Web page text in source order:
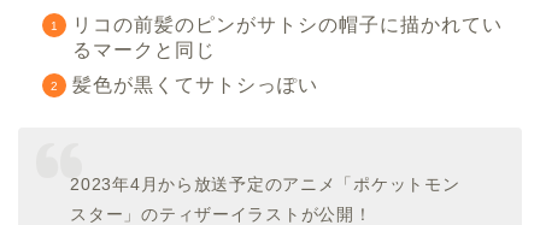
リコの前髪のピンがサトシの帽子に描かれてい
るマークと同じ
髪色が黒くてサトシっぽい
2023年4月から放送予定のアニメ「ポケットモン
スター」のティザーイラストが公開！